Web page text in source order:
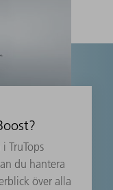
TruTops
du hantera
över alla